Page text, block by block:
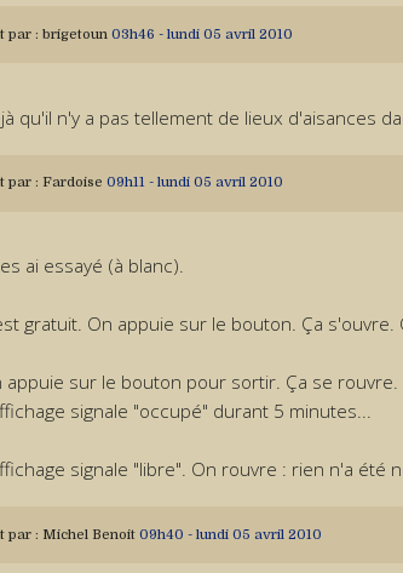
par : brigetoun 03h46 - lundi 05 avril 2010
qu'il n'y a pas tellement de lieux d'aisances
par : Fardoise 09h11 - lundi 05 avril 2010
ai essayé (à blanc).
gratuit. On appuie sur le bouton. Ça
appuie sur le bouton pour sortir. Ça se
signale "occupé" durant 5 minutes...
signale "libre". On rouvre : rien n'a été
par : Michel Benoit 09h40 - lundi 05 avril 2010